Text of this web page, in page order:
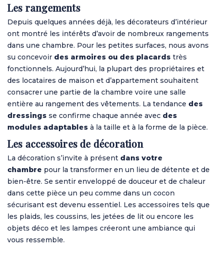
Les rangements
Depuis quelques années déjà, les décorateurs d’intérieur
ont montré les intérêts d’avoir de nombreux rangements
dans une chambre. Pour les petites surfaces, nous avons
su concevoir des armoires ou des placards très
fonctionnels. Aujourd’hui, la plupart des propriétaires et
des locataires de maison et d’appartement souhaitent
consacrer une partie de la chambre voire une salle
entière au rangement des vêtements. La tendance des
dressings se confirme chaque année avec des
modules adaptables à la taille et à la forme de la pièce.
Les accessoires de décoration
La décoration s’invite à présent dans votre
chambre pour la transformer en un lieu de détente et de
bien-être. Se sentir enveloppé de douceur et de chaleur
dans cette pièce un peu comme dans un cocon
sécurisant est devenu essentiel. Les accessoires tels que
les plaids, les coussins, les jetées de lit ou encore les
objets déco et les lampes créeront une ambiance qui
vous ressemble.